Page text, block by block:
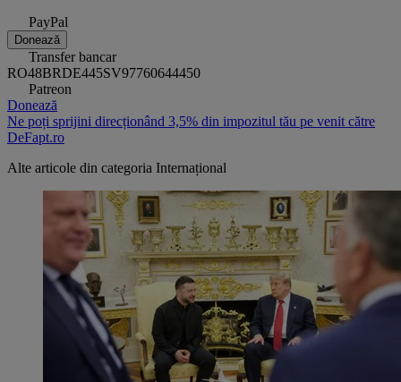
PayPal
Donează
Transfer bancar
RO48BRDE445SV97760644450
Patreon
Donează
Ne poți sprijini direcționând 3,5% din impozitul tău pe venit către
DeFapt.ro
Alte articole din categoria Internațional